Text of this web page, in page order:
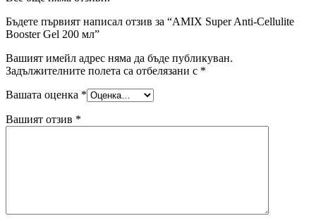
Бъдете първият написал отзив за “AMIX Super Anti-Cellulite
Booster Gel 200 мл”
Вашият имейл адрес няма да бъде публикуван.
Задължителните полета са отбелязани с *
Вашата оценка *
Вашият отзив *